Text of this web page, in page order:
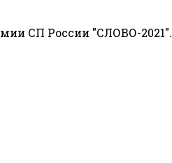
СП России "СЛОВО-2021".